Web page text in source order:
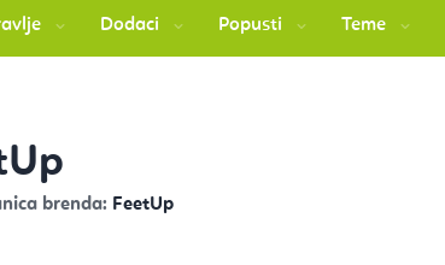
Dodaci Popusti Teme
brenda: FeetUp